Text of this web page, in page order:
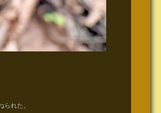
れた。